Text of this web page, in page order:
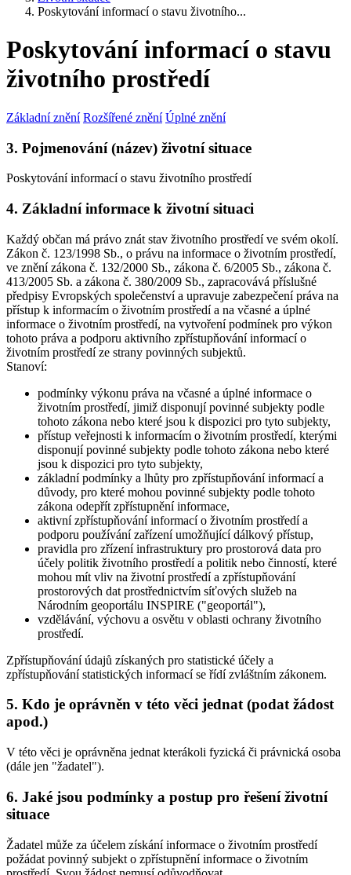
Poskytování informací o stavu životního...
Poskytování informací o stavu
životního prostředí
Základní znění Rozšířené znění Úplné znění
3. Pojmenování (název) životní situace
Poskytování informací o stavu životního prostředí
4. Základní informace k životní situaci
Každý občan má právo znát stav životního prostředí ve svém okolí.
Zákon č. 123/1998 Sb., o právu na informace o životním prostředí,
ve znění zákona č. 132/2000 Sb., zákona č. 6/2005 Sb., zákona č.
413/2005 Sb. a zákona č. 380/2009 Sb., zapracovává příslušné
předpisy Evropských společenství a upravuje zabezpečení práva na
přístup k informacím o životním prostředí a na včasné a úplné
informace o životním prostředí, na vytvoření podmínek pro výkon
tohoto práva a podporu aktivního zpřístupňování informací o
životním prostředí ze strany povinných subjektů.
Stanoví:
podmínky výkonu práva na včasné a úplné informace o
životním prostředí, jimiž disponují povinné subjekty podle
tohoto zákona nebo které jsou k dispozici pro tyto subjekty,
přístup veřejnosti k informacím o životním prostředí, kterými
disponují povinné subjekty podle tohoto zákona nebo které
jsou k dispozici pro tyto subjekty,
základní podmínky a lhůty pro zpřístupňování informací a
důvody, pro které mohou povinné subjekty podle tohoto
zákona odepřít zpřístupnění informace,
aktivní zpřístupňování informací o životním prostředí a
podporu používání zařízení umožňující dálkový přístup,
pravidla pro zřízení infrastruktury pro prostorová data pro
účely politik životního prostředí a politik nebo činností, které
mohou mít vliv na životní prostředí a zpřístupňování
prostorových dat prostřednictvím síťových služeb na
Národním geoportálu INSPIRE ("geoportál"),
vzdělávání, výchovu a osvětu v oblasti ochrany životního
prostředí.
Zpřístupňování údajů získaných pro statistické účely a
zpřístupňování statistických informací se řídí zvláštním zákonem.
5. Kdo je oprávněn v této věci jednat (podat žádost
apod.)
V této věci je oprávněna jednat kterákoli fyzická či právnická osoba
(dále jen "žadatel").
6. Jaké jsou podmínky a postup pro řešení životní
situace
Žadatel může za účelem získání informace o životním prostředí
požádat povinný subjekt o zpřístupnění informace o životním